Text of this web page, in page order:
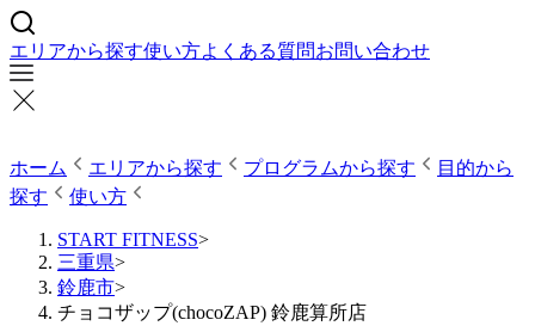
エリアから探す使い方よくある質問お問い合わせ
ホーム エリアから探す プログラムから探す
目的から
探す
使い方
START FITNESS>
三重県>
鈴鹿市>
チョコザップ(chocoZAP) 鈴鹿算所店